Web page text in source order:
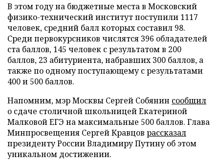
В этом году на бюджетные места в Московский
физико-технический институт поступили 1117
человек, средний балл которых составил 98.
Среди первокурсников числятся 396 обладателей
ста баллов, 145 человек с результатом в 200
баллов, 23 абитуриента, набравших 300 баллов, а
также по одному поступающему с результатами
400 и 500 баллов.
Напомним, мэр Москвы Сергей Собянин сообщил
о сдаче столичной школьницей Екатериной
Малковой ЕГЭ на максимальные 500 баллов. Глава
Минпросвещения Сергей Кравцов рассказал
президенту России Владимиру Путину об этом
уникальном достижении.